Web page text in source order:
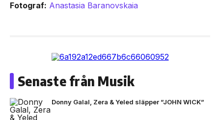
Fotograf: Anastasia Baranovskaia
Senaste från Musik
Donny Galal, Zera & Yeled släpper ”JOHN WICK”